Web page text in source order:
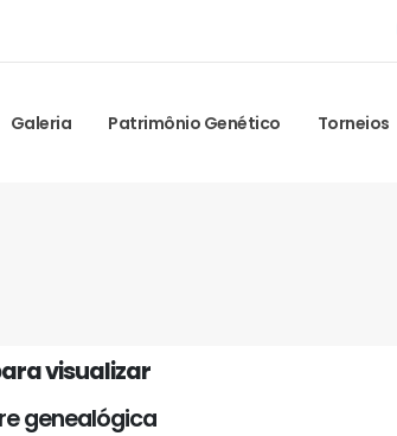
Galeria Patrimônio Genético Torneios
visualizar
genealógica